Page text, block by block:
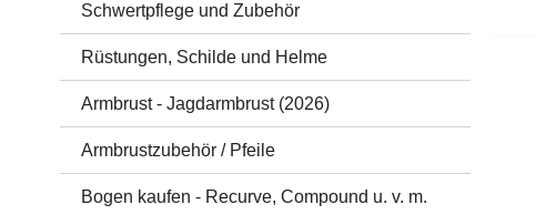
Schwertpflege und Zubehör
Rüstungen, Schilde und Helme
Armbrust - Jagdarmbrust (2026)
Armbrustzubehör / Pfeile
Bogen kaufen - Recurve, Compound u. v. m.